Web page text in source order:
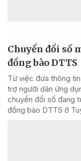
Chuyển đổi số
đồng bào DTTS
Từ việc đưa thông
trợ người dân ứng
chuyển đổi số đang
đồng bào DTTS ở